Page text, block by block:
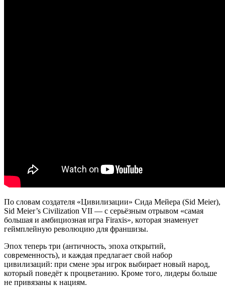
По словам создателя «Цивилизации» Сида Мейера (Sid Meier),
Sid Meier’s Civilization VII — с серьёзным отрывом «самая
большая и амбициозная игра Firaxis», которая знаменует
геймплейную революцию для франшизы.
Эпох теперь три (античность, эпоха открытий,
современность), и каждая предлагает свой набор
цивилизаций: при смене эры игрок выбирает новый народ,
который поведёт к процветанию. Кроме того, лидеры больше
не привязаны к нациям.